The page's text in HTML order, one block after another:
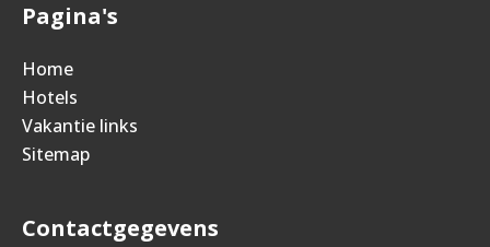
Pagina's
Home
Hotels
Vakantie links
Sitemap
Contactgegevens